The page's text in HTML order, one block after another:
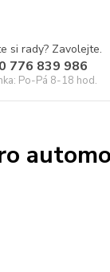
si rady? Zavolejte.
776 839 986
Po-Pá 8-18 hod.